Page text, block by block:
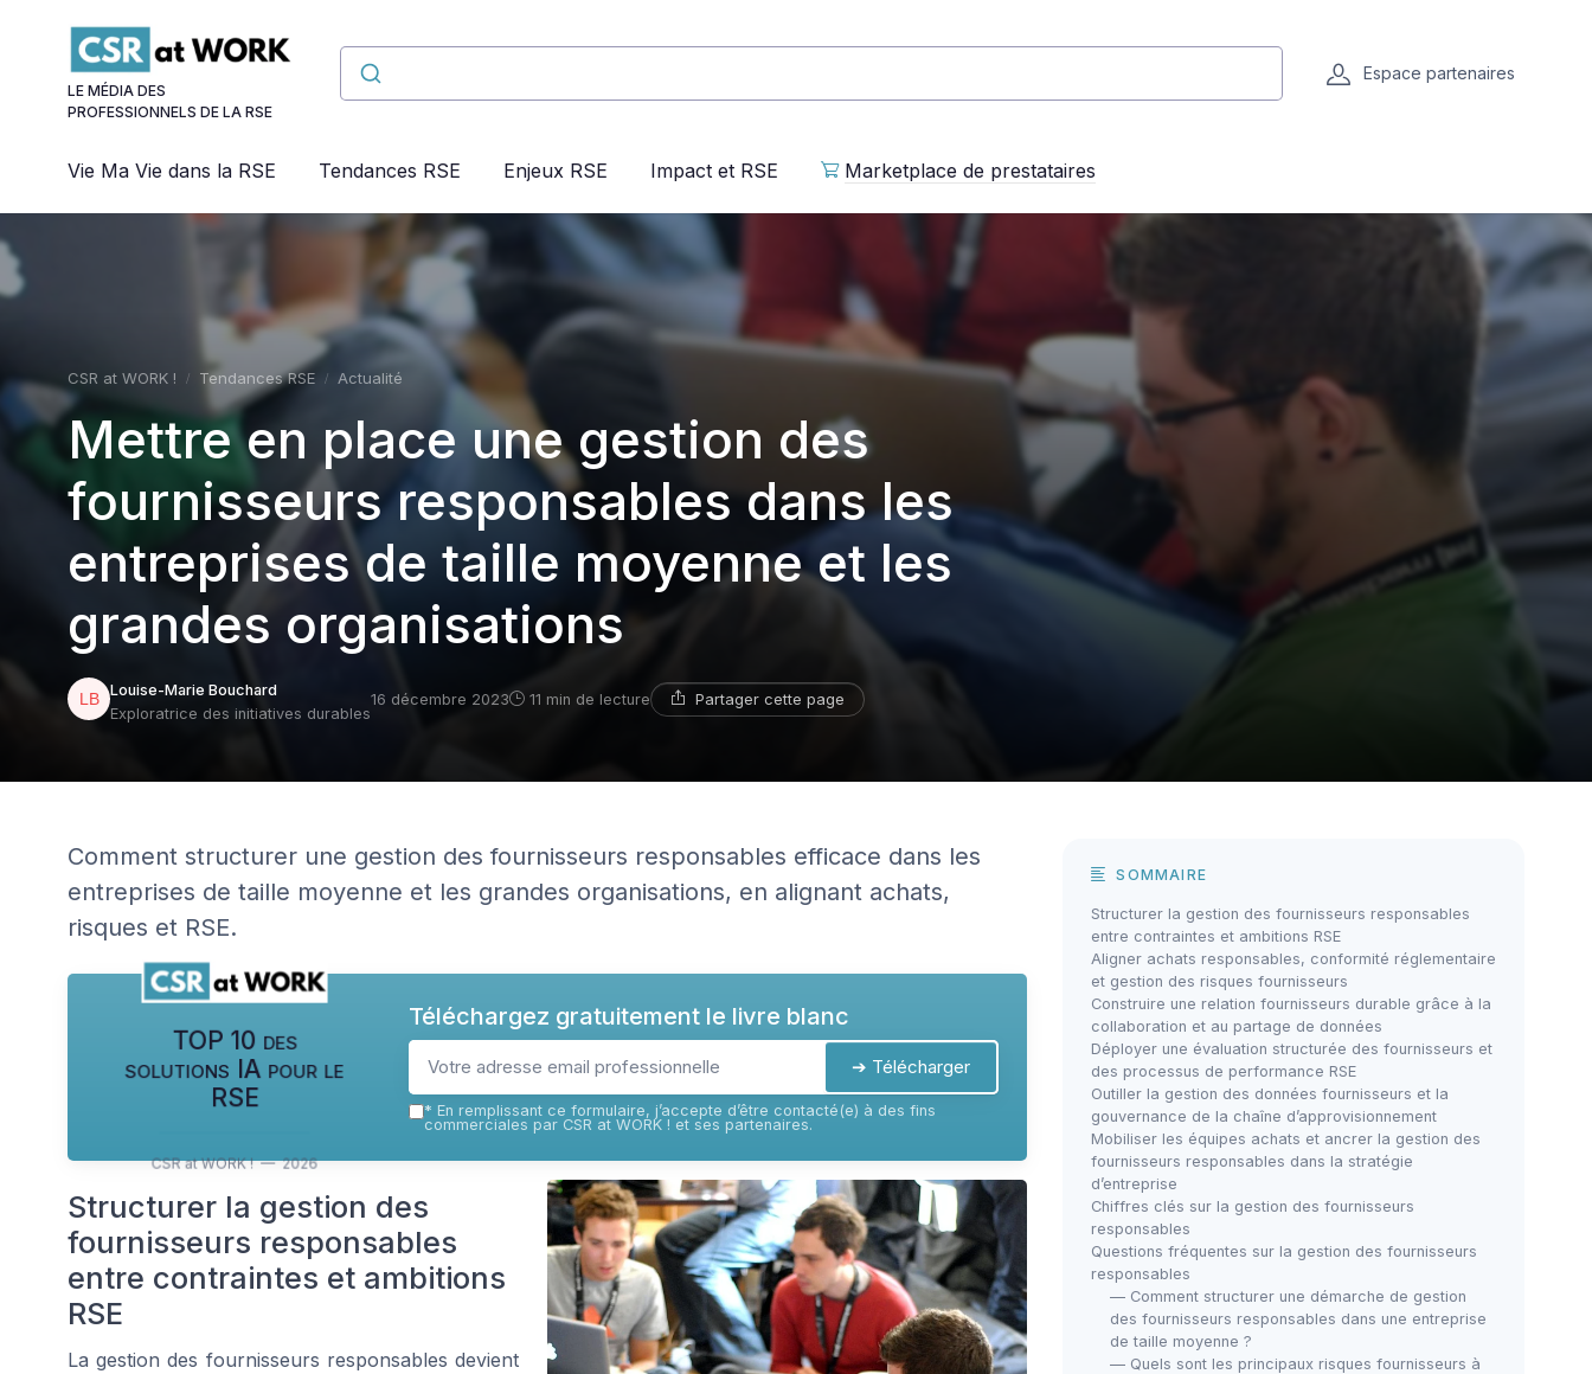
LE MÉDIA DES
PROFESSIONNELS DE LA RSE
Espace partenaires
Vie Ma Vie dans la RSE Tendances RSE Enjeux RSE Impact et RSE Marketplace de prestataires
CSR at WORK ! Tendances RSE Actualité
Mettre en place une gestion des
fournisseurs responsables dans les
entreprises de taille moyenne et les
grandes organisations
Louise-Marie Bouchard
Exploratrice des initiatives durables
16 décembre 2023 11 min de lecture Partager cette page
Comment structurer une gestion des fournisseurs responsables efficace dans les
entreprises de taille moyenne et les grandes organisations, en alignant achats,
risques et RSE.
TOP 10 des
solutions IA pour le
RSE
CSR at WORK ! — 2026
Téléchargez gratuitement le livre blanc
➔ Télécharger
* En remplissant ce formulaire, j’accepte d’être contacté(e) à des fins
commerciales par CSR at WORK ! et ses partenaires.
Structurer la gestion des
fournisseurs responsables
entre contraintes et ambitions
RSE
La gestion des fournisseurs responsables devient
SOMMAIRE
Structurer la gestion des fournisseurs responsables
entre contraintes et ambitions RSE
Aligner achats responsables, conformité réglementaire
et gestion des risques fournisseurs
Construire une relation fournisseurs durable grâce à la
collaboration et au partage de données
Déployer une évaluation structurée des fournisseurs et
des processus de performance RSE
Outiller la gestion des données fournisseurs et la
gouvernance de la chaîne d’approvisionnement
Mobiliser les équipes achats et ancrer la gestion des
fournisseurs responsables dans la stratégie
d’entreprise
Chiffres clés sur la gestion des fournisseurs
responsables
Questions fréquentes sur la gestion des fournisseurs
responsables
— Comment structurer une démarche de gestion
des fournisseurs responsables dans une entreprise
de taille moyenne ?
— Quels sont les principaux risques fournisseurs à